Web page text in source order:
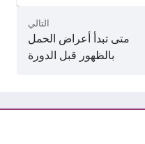
التالي
متى تبدأ أعراض الحمل
بالظهور قبل الدورة